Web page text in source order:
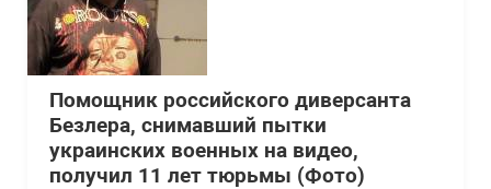
Помощник российского диверсанта
Безлера, снимавший пытки
украинских военных на видео,
получил 11 лет тюрьмы (Фото)